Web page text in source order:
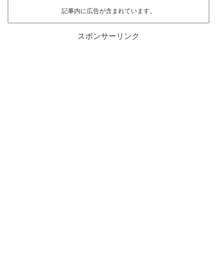
記事内に広告が含まれています。
スポンサーリンク